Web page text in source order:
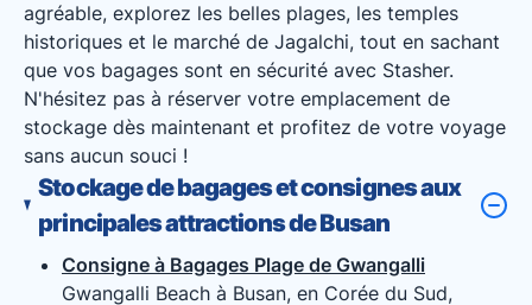
agréable, explorez les belles plages, les temples
historiques et le marché de Jagalchi, tout en sachant
que vos bagages sont en sécurité avec Stasher.
N'hésitez pas à réserver votre emplacement de
stockage dès maintenant et profitez de votre voyage
sans aucun souci !
Stockage de bagages et consignes aux
principales attractions de Busan
Consigne à Bagages Plage de Gwangalli
Gwangalli Beach à Busan, en Corée du Sud,